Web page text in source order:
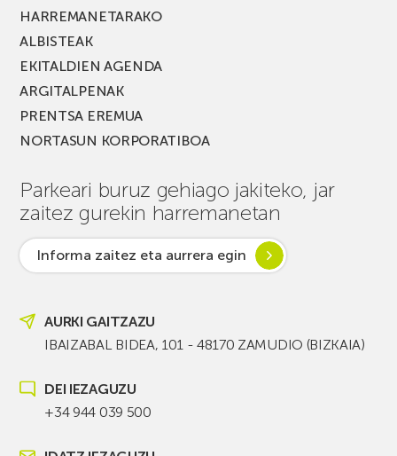
HARREMANETARAKO
ALBISTEAK
EKITALDIEN AGENDA
ARGITALPENAK
PRENTSA EREMUA
NORTASUN KORPORATIBOA
Parkeari buruz gehiago jakiteko, jar
zaitez gurekin harremanetan
Informa zaitez eta aurrera egin
AURKI GAITZAZU
IBAIZABAL BIDEA, 101 - 48170 ZAMUDIO (BIZKAIA)
DEI IEZAGUZU
+34 944 039 500